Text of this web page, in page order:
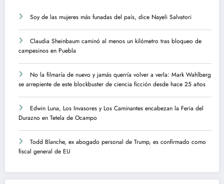
Soy de las mujeres más funadas del país, dice Nayeli Salvatori
Claudia Sheinbaum caminó al menos un kilómetro tras bloqueo de
campesinos en Puebla
No la filmaría de nuevo y jamás querría volver a verla: Mark Wahlberg
se arrepiente de este blockbuster de ciencia ficción desde hace 25 años
Edwin Luna, Los Invasores y Los Caminantes encabezan la Feria del
Durazno en Tetela de Ocampo
Todd Blanche, ex abogado personal de Trump, es confirmado como
fiscal general de EU